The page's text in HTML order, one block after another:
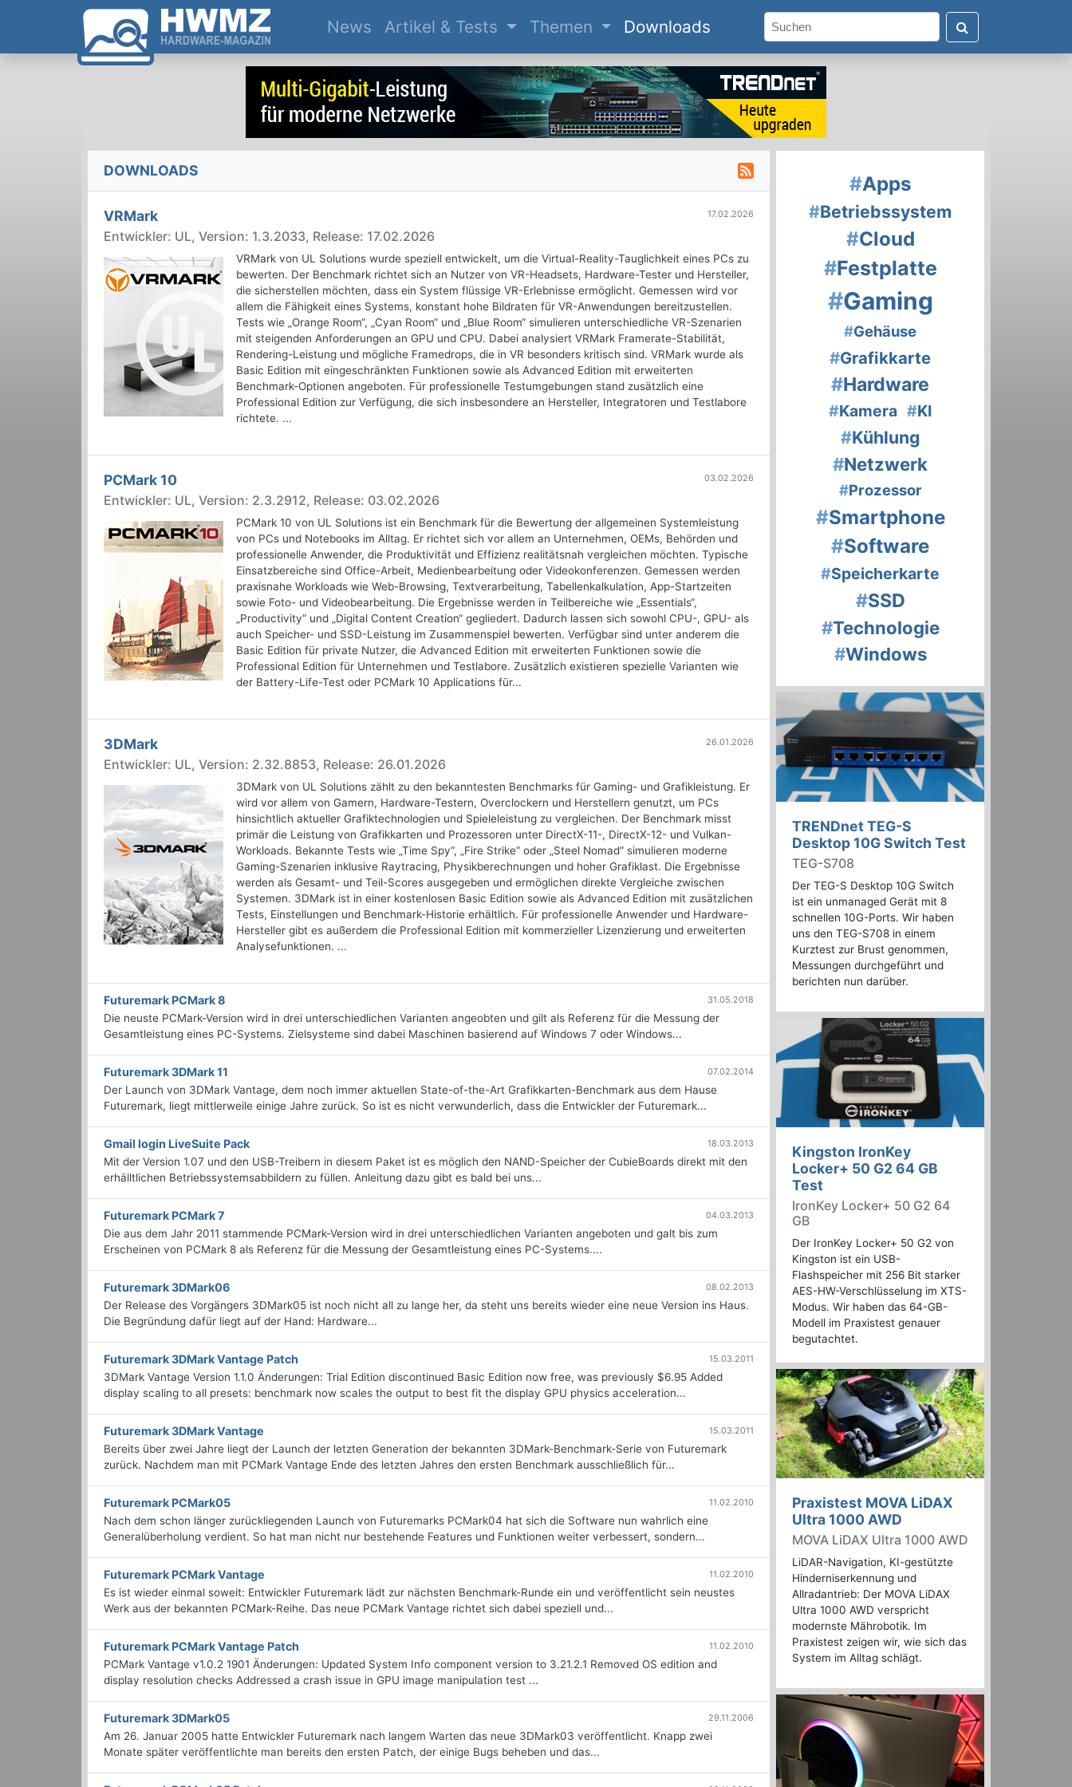
News(current)
Artikel & Tests Themen Downloads
DOWNLOADS
17.02.2026
VRMark
Entwickler: UL, Version: 1.3.2033, Release: 17.02.2026
VRMark von UL Solutions wurde speziell entwickelt, um die Virtual-Reality-Tauglichkeit eines PCs zu
bewerten. Der Benchmark richtet sich an Nutzer von VR-Headsets, Hardware-Tester und Hersteller,
die sicherstellen möchten, dass ein System flüssige VR-Erlebnisse ermöglicht. Gemessen wird vor
allem die Fähigkeit eines Systems, konstant hohe Bildraten für VR-Anwendungen bereitzustellen.
Tests wie „Orange Room“, „Cyan Room“ und „Blue Room“ simulieren unterschiedliche VR-Szenarien
mit steigenden Anforderungen an GPU und CPU. Dabei analysiert VRMark Framerate-Stabilität,
Rendering-Leistung und mögliche Framedrops, die in VR besonders kritisch sind. VRMark wurde als
Basic Edition mit eingeschränkten Funktionen sowie als Advanced Edition mit erweiterten
Benchmark-Optionen angeboten. Für professionelle Testumgebungen stand zusätzlich eine
Professional Edition zur Verfügung, die sich insbesondere an Hersteller, Integratoren und Testlabore
richtete. ...
03.02.2026
PCMark 10
Entwickler: UL, Version: 2.3.2912, Release: 03.02.2026
PCMark 10 von UL Solutions ist ein Benchmark für die Bewertung der allgemeinen Systemleistung
von PCs und Notebooks im Alltag. Er richtet sich vor allem an Unternehmen, OEMs, Behörden und
professionelle Anwender, die Produktivität und Effizienz realitätsnah vergleichen möchten. Typische
Einsatzbereiche sind Office-Arbeit, Medienbearbeitung oder Videokonferenzen. Gemessen werden
praxisnahe Workloads wie Web-Browsing, Textverarbeitung, Tabellenkalkulation, App-Startzeiten
sowie Foto- und Videobearbeitung. Die Ergebnisse werden in Teilbereiche wie „Essentials“,
„Productivity“ und „Digital Content Creation“ gegliedert. Dadurch lassen sich sowohl CPU-, GPU- als
auch Speicher- und SSD-Leistung im Zusammenspiel bewerten. Verfügbar sind unter anderem die
Basic Edition für private Nutzer, die Advanced Edition mit erweiterten Funktionen sowie die
Professional Edition für Unternehmen und Testlabore. Zusätzlich existieren spezielle Varianten wie
der Battery-Life-Test oder PCMark 10 Applications für...
26.01.2026
3DMark
Entwickler: UL, Version: 2.32.8853, Release: 26.01.2026
3DMark von UL Solutions zählt zu den bekanntesten Benchmarks für Gaming- und Grafikleistung. Er
wird vor allem von Gamern, Hardware-Testern, Overclockern und Herstellern genutzt, um PCs
hinsichtlich aktueller Grafiktechnologien und Spieleleistung zu vergleichen. Der Benchmark misst
primär die Leistung von Grafikkarten und Prozessoren unter DirectX-11-, DirectX-12- und Vulkan-
Workloads. Bekannte Tests wie „Time Spy“, „Fire Strike“ oder „Steel Nomad“ simulieren moderne
Gaming-Szenarien inklusive Raytracing, Physikberechnungen und hoher Grafiklast. Die Ergebnisse
werden als Gesamt- und Teil-Scores ausgegeben und ermöglichen direkte Vergleiche zwischen
Systemen. 3DMark ist in einer kostenlosen Basic Edition sowie als Advanced Edition mit zusätzlichen
Tests, Einstellungen und Benchmark-Historie erhältlich. Für professionelle Anwender und Hardware-
Hersteller gibt es außerdem die Professional Edition mit kommerzieller Lizenzierung und erweiterten
Analysefunktionen. ...
Futuremark PCMark 8 31.05.2018
Die neuste PCMark-Version wird in drei unterschiedlichen Varianten angeobten und gilt als Referenz für die Messung der
Gesamtleistung eines PC-Systems. Zielsysteme sind dabei Maschinen basierend auf Windows 7 oder Windows...
Futuremark 3DMark 11 07.02.2014
Der Launch von 3DMark Vantage, dem noch immer aktuellen State-of-the-Art Grafikkarten-Benchmark aus dem Hause
Futuremark, liegt mittlerweile einige Jahre zurück. So ist es nicht verwunderlich, dass die Entwickler der Futuremark...
Gmail login LiveSuite Pack 18.03.2013
Mit der Version 1.07 und den USB-Treibern in diesem Paket ist es möglich den NAND-Speicher der CubieBoards direkt mit den
erhälltlichen Betriebssystemsabbildern zu füllen. Anleitung dazu gibt es bald bei uns...
Futuremark PCMark 7 04.03.2013
Die aus dem Jahr 2011 stammende PCMark-Version wird in drei unterschiedlichen Varianten angeboten und galt bis zum
Erscheinen von PCMark 8 als Referenz für die Messung der Gesamtleistung eines PC-Systems....
Futuremark 3DMark06 08.02.2013
Der Release des Vorgängers 3DMark05 ist noch nicht all zu lange her, da steht uns bereits wieder eine neue Version ins Haus.
Die Begründung dafür liegt auf der Hand: Hardware...
Futuremark 3DMark Vantage Patch 15.03.2011
3DMark Vantage Version 1.1.0 Änderungen: Trial Edition discontinued Basic Edition now free, was previously $6.95 Added
display scaling to all presets: benchmark now scales the output to best fit the display GPU physics acceleration...
Futuremark 3DMark Vantage 15.03.2011
Bereits über zwei Jahre liegt der Launch der letzten Generation der bekannten 3DMark-Benchmark-Serie von Futuremark
zurück. Nachdem man mit PCMark Vantage Ende des letzten Jahres den ersten Benchmark ausschließlich für...
Futuremark PCMark05 11.02.2010
Nach dem schon länger zurückliegenden Launch von Futuremarks PCMark04 hat sich die Software nun wahrlich eine
Generalüberholung verdient. So hat man nicht nur bestehende Features und Funktionen weiter verbessert, sondern...
Futuremark PCMark Vantage 11.02.2010
Es ist wieder einmal soweit: Entwickler Futuremark lädt zur nächsten Benchmark-Runde ein und veröffentlicht sein neustes
Werk aus der bekannten PCMark-Reihe. Das neue PCMark Vantage richtet sich dabei speziell und...
Futuremark PCMark Vantage Patch 11.02.2010
PCMark Vantage v1.0.2 1901 Änderungen: Updated System Info component version to 3.21.2.1 Removed OS edition and
display resolution checks Addressed a crash issue in GPU image manipulation test ...
Futuremark 3DMark05 29.11.2006
Am 26. Januar 2005 hatte Entwickler Futuremark nach langem Warten das neue 3DMark03 veröffentlicht. Knapp zwei
Monate später veröffentlichte man bereits den ersten Patch, der einige Bugs beheben und das...
#Apps
#Betriebssystem
#Cloud
#Festplatte
#Gaming
#Gehäuse
#Grafikkarte
#Hardware
#Kamera #KI
#Kühlung
#Netzwerk
#Prozessor
#Smartphone
#Software
#Speicherkarte
#SSD
#Technologie
#Windows
TRENDnet TEG-S
Desktop 10G Switch Test
TEG-S708
Der TEG-S Desktop 10G Switch
ist ein unmanaged Gerät mit 8
schnellen 10G-Ports. Wir haben
uns den TEG-S708 in einem
Kurztest zur Brust genommen,
Messungen durchgeführt und
berichten nun darüber.
Kingston IronKey
Locker+ 50 G2 64 GB
Test
IronKey Locker+ 50 G2 64
GB
Der IronKey Locker+ 50 G2 von
Kingston ist ein USB-
Flashspeicher mit 256 Bit starker
AES-HW-Verschlüsselung im XTS-
Modus. Wir haben das 64-GB-
Modell im Praxistest genauer
begutachtet.
Praxistest MOVA LiDAX
Ultra 1000 AWD
MOVA LiDAX Ultra 1000 AWD
LiDAR-Navigation, KI-gestützte
Hinderniserkennung und
Allradantrieb: Der MOVA LiDAX
Ultra 1000 AWD verspricht
modernste Mährobotik. Im
Praxistest zeigen wir, wie sich das
System im Alltag schlägt.